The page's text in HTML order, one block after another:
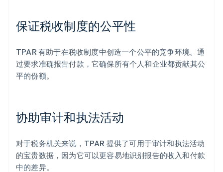
保证税收制度的公平性
TPAR 有助于在税收制度中创造一个公平的竞争环境。通
过要求准确报告付款，它确保所有个人和企业都贡献其公
平的份额。
协助审计和执法活动
对于税务机关来说，TPAR 提供了可用于审计和执法活动
的宝贵数据，因为它可以更容易地识别报告的收入和付款
中的差异。